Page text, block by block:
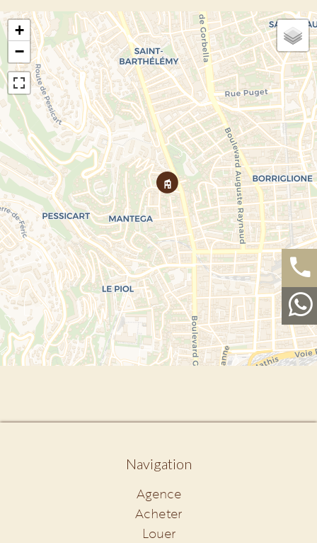
+
−
Navigation
Agence
Acheter
Louer